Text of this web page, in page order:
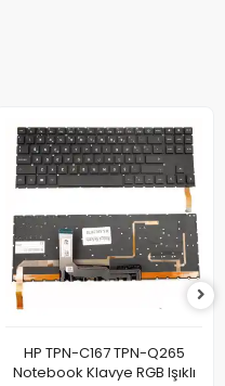
HP TPN-C167 TPN-Q265
Notebook Klavye RGB Işıklı